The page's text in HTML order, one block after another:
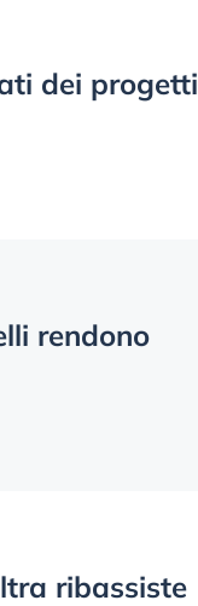
dei progetti
rendono
ribassiste